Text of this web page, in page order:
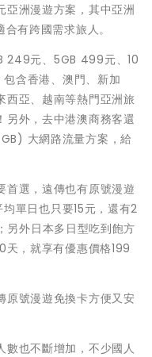
亞洲漫遊方案，其中亞洲
有跨國需求旅人。
249元、5GB 499元、10
含香港、澳門、新加
西亞、越南等熱門亞洲旅
另外，去中港澳商務客還
大網路流量方案，給
首選，遠傳也有原號漫遊
單日也只要15元，還有2
外日本多日型吃到飽方
，就享有優惠價格199
號漫遊免換卡方便又安
數也不斷增加，不少國人